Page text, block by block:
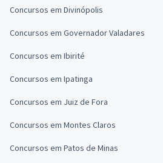
Concursos em Divinópolis
Concursos em Governador Valadares
Concursos em Ibirité
Concursos em Ipatinga
Concursos em Juiz de Fora
Concursos em Montes Claros
Concursos em Patos de Minas